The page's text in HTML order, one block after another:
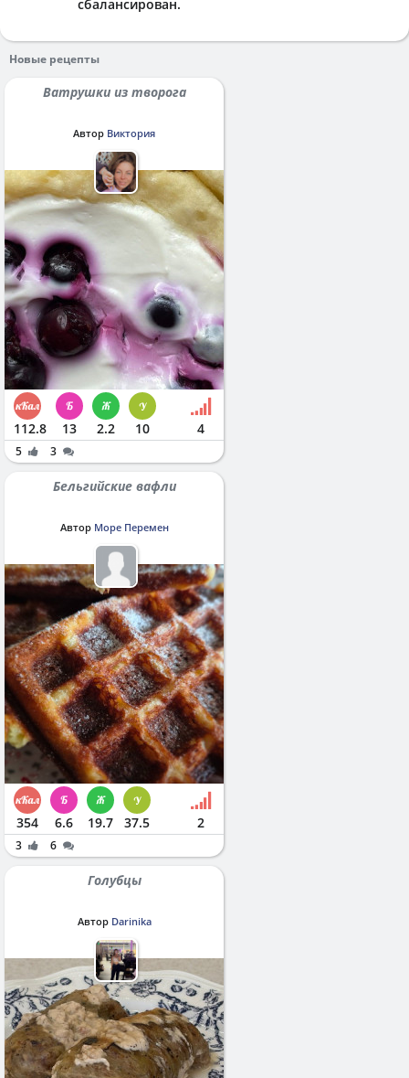
сбалансирован.
Новые рецепты
Ватрушки из творога
Автор Виктория
112.8 13 2.2 10 4
5 3
Бельгийские вафли
Автор Море Перемен
354 6.6 19.7 37.5 2
3 6
Голубцы
Автор Darinika